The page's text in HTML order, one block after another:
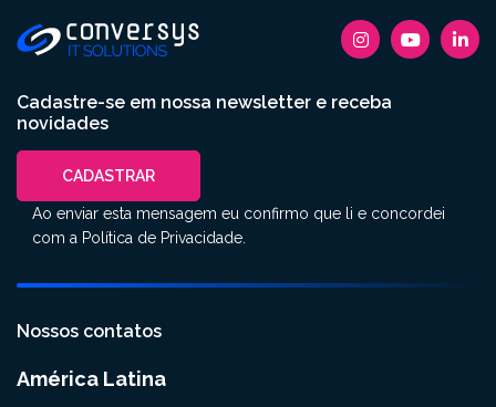
Cadastre-se em nossa newsletter e receba
novidades
CADASTRAR
Ao enviar esta mensagem eu confirmo que li e concordei
com a Política de Privacidade.
Nossos contatos
América Latina